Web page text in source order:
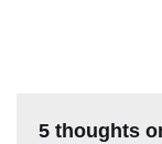
5 thoughts